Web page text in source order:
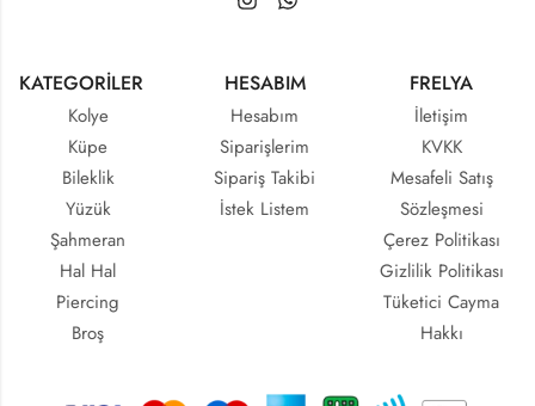
KATEGORİLER
Kolye
Küpe
Bileklik
Yüzük
Şahmeran
Hal Hal
Piercing
Broş
HESABIM
Hesabım
Siparişlerim
Sipariş Takibi
İstek Listem
FRELYA
İletişim
KVKK
Mesafeli Satış
Sözleşmesi
Çerez Politikası
Gizlilik Politikası
Tüketici Cayma
Hakkı